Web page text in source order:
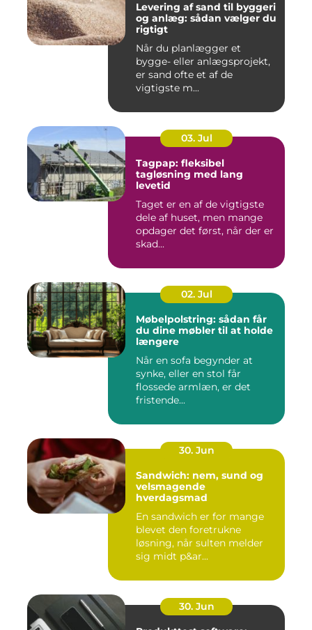
Levering af sand til byggeri
og anlæg: sådan vælger du
rigtigt
Når du planlægger et
bygge- eller anlægsprojekt,
er sand ofte et af de
vigtigste m...
03. Jul
Tagpap: fleksibel
tagløsning med lang
levetid
Taget er en af de vigtigste
dele af huset, men mange
opdager det først, når der er
skad...
02. Jul
Møbelpolstring: sådan får
du dine møbler til at holde
længere
Når en sofa begynder at
synke, eller en stol får
flossede armlæn, er det
fristende...
30. Jun
Sandwich: nem, sund og
velsmagende
hverdagsmad
En sandwich er for mange
blevet den foretrukne
løsning, når sulten melder
sig midt p&ar...
30. Jun